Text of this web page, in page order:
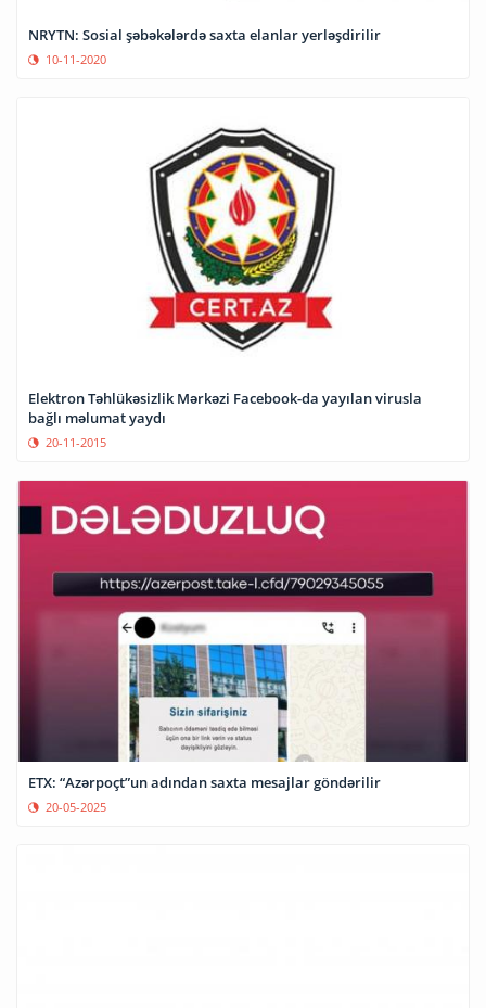
NRYTN: Sosial şəbəkələrdə saxta elanlar yerləşdirilir
10-11-2020
Elektron Təhlükəsizlik Mərkəzi Facebook-da yayılan virusla
bağlı məlumat yaydı
20-11-2015
ETX: “Azərpoçt”un adından saxta mesajlar göndərilir
20-05-2025